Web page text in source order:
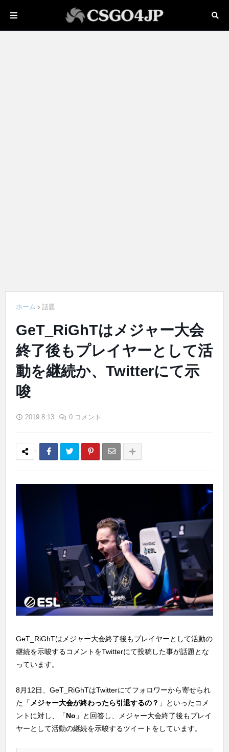
ホーム 話題
GeT_RiGhTはメジャー大会
終了後もプレイヤーとして活
動を継続か、Twitterにて示
唆
2019.8.13 0 コメント
GeT_RiGhTはメジャー大会終了後もプレイヤーとして活動の
継続を示唆するコメントをTwitterにて投稿した事が話題とな
っています。
8月12日、GeT_RiGhTはTwitterにてフォロワーから寄せられ
た「 メジャー大会が終わったら引退するの？ 」といったコメ
ントに対し、「No 」と回答し、メジャー大会終了後もプレイ
ヤーとして活動の継続を示唆するツイートをしています。